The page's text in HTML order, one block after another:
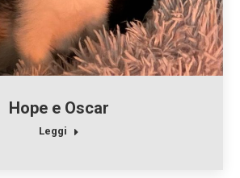
Hope e Oscar
Leggi